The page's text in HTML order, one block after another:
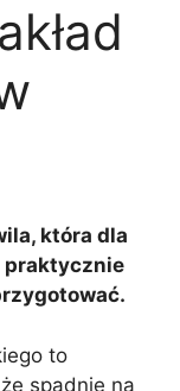
która dla
praktycznie
to
spadnie na